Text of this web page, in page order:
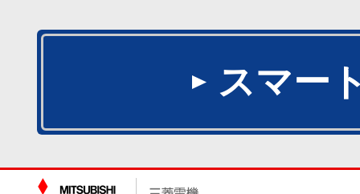
スマー